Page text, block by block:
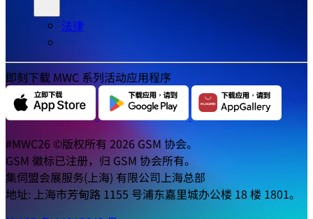
法律
即刻下载 MWC 系列活动应用程序
#MWC26 ©版权所有 2026 GSM 协会。
GSM 徽标已注册，归 GSM 协会所有。
集伺盟会展服务(上海) 有限公司上海总部
地址: 上海市芳甸路 1155 号浦东嘉里城办公楼 18 楼 1801。